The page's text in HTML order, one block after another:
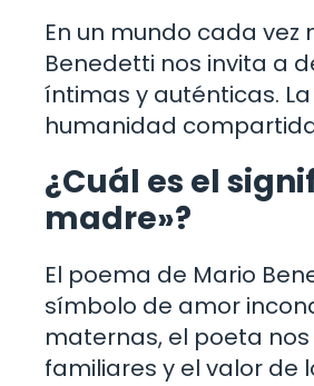
En un mundo cada
Benedetti nos invita a
íntimas y auténticas.
humanidad
¿Cuál es el
madre»?
El poema de Mario
símbolo de amor
maternas, el poeta
familiares y el valor de